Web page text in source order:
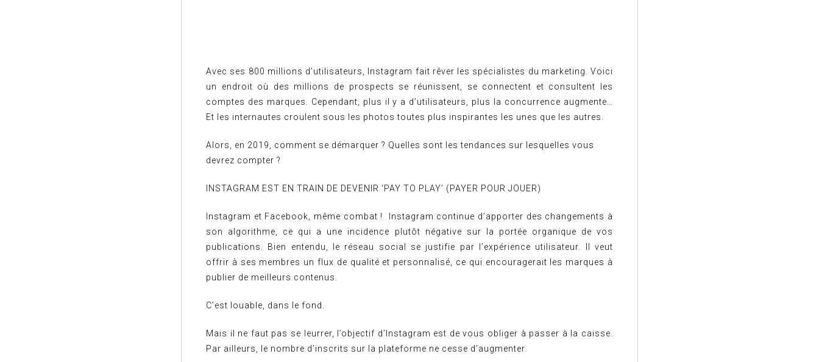
Avec ses 800 millions d’utilisateurs, Instagram fait rêver les spécialistes du marketing. Voici
un endroit où des millions de prospects se réunissent, se connectent et consultent les
comptes des marques. Cependant, plus il y a d’utilisateurs, plus la concurrence augmente…
Et les internautes croulent sous les photos toutes plus inspirantes les unes que les autres.
Alors, en 2019, comment se démarquer ? Quelles sont les tendances sur lesquelles vous
devrez compter ?
INSTAGRAM EST EN TRAIN DE DEVENIR ‘PAY TO PLAY’ (PAYER POUR JOUER)
Instagram et Facebook, même combat ! Instagram continue d’apporter des changements à
son algorithme, ce qui a une incidence plutôt négative sur la portée organique de vos
publications. Bien entendu, le réseau social se justifie par l’expérience utilisateur. Il veut
offrir à ses membres un flux de qualité et personnalisé, ce qui encouragerait les marques à
publier de meilleurs contenus.
C’est louable, dans le fond.
Mais il ne faut pas se leurrer, l’objectif d’Instagram est de vous obliger à passer à la caisse.
Par ailleurs, le nombre d’inscrits sur la plateforme ne cesse d’augmenter.